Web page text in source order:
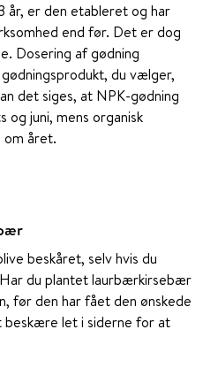
er den etableret og har
end før. Det er dog
Dosering af gødning
du vælger,
det siges, at NPK-gødning
og juni, mens organisk
om året.
beskåret, selv hvis du
du plantet laurbærkirsebær
før den har fået den ønskede
beskære let i siderne for at